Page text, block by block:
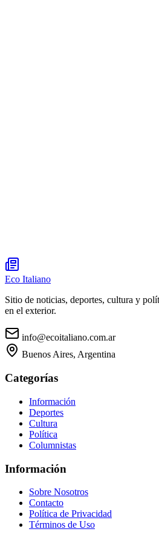
Eco Italiano
Sitio de noticias, deportes, cultura y
en el exterior.
info@ecoitaliano.com.ar
Buenos Aires, Argentina
Categorías
Información
Deportes
Cultura
Política
Columnistas
Información
Sobre Nosotros
Contacto
Política de Privacidad
Términos de Uso